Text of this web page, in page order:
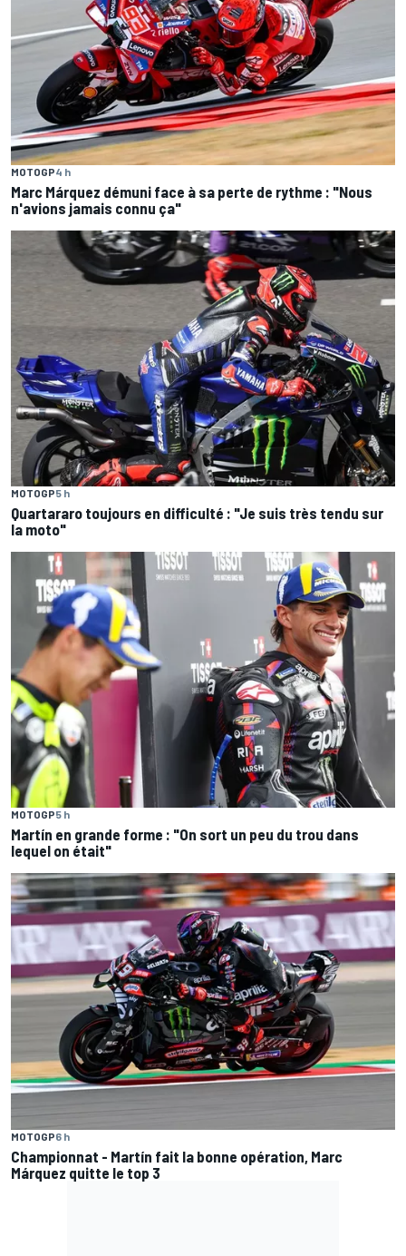
MOTOGP4 h
Marc Márquez démuni face à sa perte de rythme : "Nous
n'avions jamais connu ça"
MOTOGP5 h
Quartararo toujours en difficulté : "Je suis très tendu sur
la moto"
MOTOGP5 h
Martín en grande forme : "On sort un peu du trou dans
lequel on était"
MOTOGP6 h
Championnat - Martín fait la bonne opération, Marc
Márquez quitte le top 3